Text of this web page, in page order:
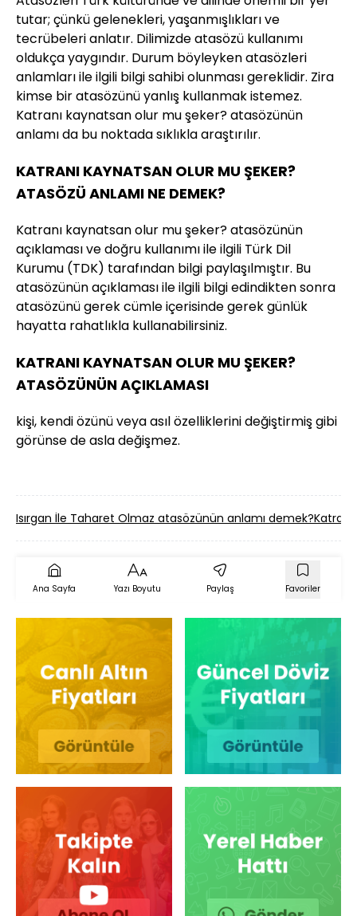
tutar; çünkü gelenekleri, yaşanmışlıkları ve
tecrübeleri anlatır. Dilimizde atasözü kullanımı
oldukça yaygındır. Durum böyleyken atasözleri
anlamları ile ilgili bilgi sahibi olunması gereklidir. Zira
kimse bir atasözünü yanlış kullanmak istemez.
Katranı kaynatsan olur mu şeker? atasözünün
anlamı da bu noktada sıklıkla araştırılır.
KATRANI KAYNATSAN OLUR MU ŞEKER?
ATASÖZÜ ANLAMI NE DEMEK?
Katranı kaynatsan olur mu şeker? atasözünün
açıklaması ve doğru kullanımı ile ilgili Türk Dil
Kurumu (TDK) tarafından bilgi paylaşılmıştır. Bu
atasözünün açıklaması ile ilgili bilgi edindikten sonra
atasözünü gerek cümle içerisinde gerek günlük
hayatta rahatlıkla kullanabilirsiniz.
KATRANI KAYNATSAN OLUR MU ŞEKER?
ATASÖZÜNÜN AÇIKLAMASI
kişi, kendi özünü veya asıl özelliklerini değiştirmiş gibi
görünse de asla değişmez.
Isırgan İle Taharet Olmaz atasözünün anlamı demek?
Ana Sayfa Yazı Boyutu Paylaş Favoriler